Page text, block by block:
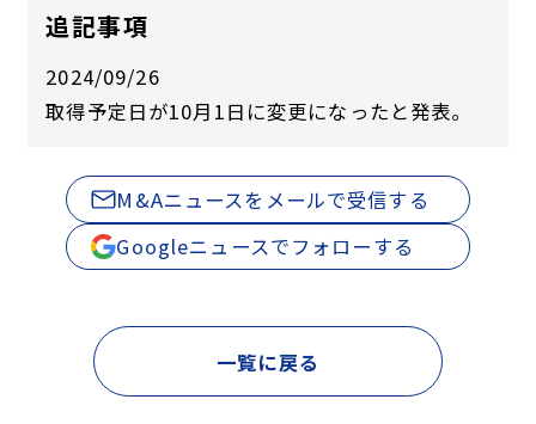
追記事項
2024/09/26
取得予定日が10月1日に変更になったと発表。
M&Aニュースをメールで受信する
Googleニュースでフォローする
一覧に戻る